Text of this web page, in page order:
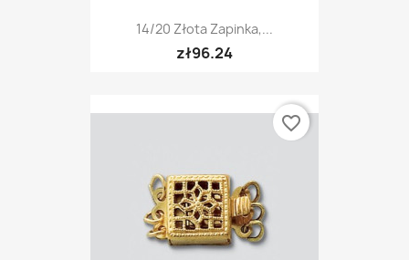
14/20 Złota Zapinka,...
zł96.24
favorite_border